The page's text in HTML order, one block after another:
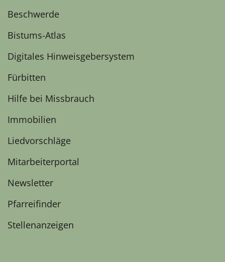
Beschwerde
Bistums-Atlas
Digitales Hinweisgebersystem
Fürbitten
Hilfe bei Missbrauch
Immobilien
Liedvorschläge
Mitarbeiterportal
Newsletter
Pfarreifinder
Stellenanzeigen